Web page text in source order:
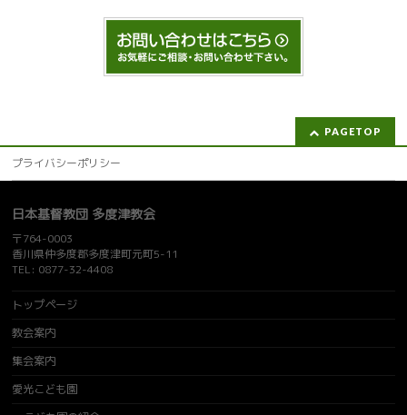
PAGETOP
プライバシーポリシー
日本基督教団 多度津教会
〒764-0003
香川県仲多度郡多度津町元町5-11
TEL: 0877-32-4408
トップページ
教会案内
集会案内
愛光こども園